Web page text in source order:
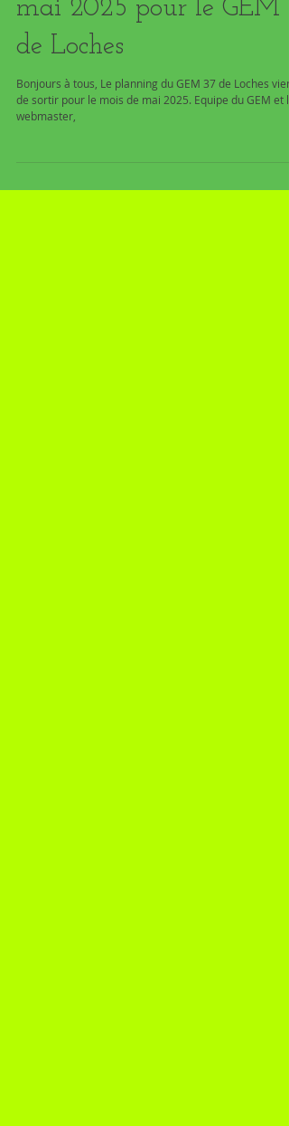
Sortie du planning de
mai 2025 pour le GEM
de Loches
Bonjours à tous, Le planning du GEM 37 de Loches vient